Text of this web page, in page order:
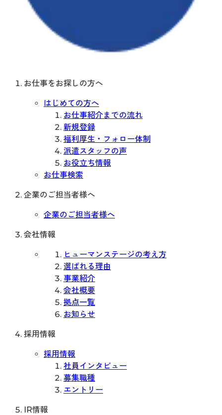
お仕事をお探しの方へ
はじめての方へ
お仕事紹介までの流れ
新規登録
福利厚生・フォロー体制
派遣スタッフの声
お役立ち情報
お仕事検索
企業のご担当者様へ
企業のご担当者様へ
会社情報
ヒューマンステージの考え方
選ばれる理由
事業紹介
会社概要
拠点一覧
お知らせ
採用情報
採用情報
社員インタビュー
募集職種
エントリー
IR情報